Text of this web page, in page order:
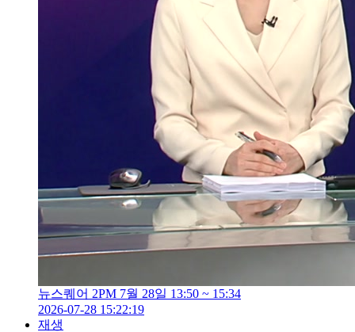
뉴스퀘어 2PM 7월 28일 13:50 ~ 15:34
2026-07-28 15:22:19
재생